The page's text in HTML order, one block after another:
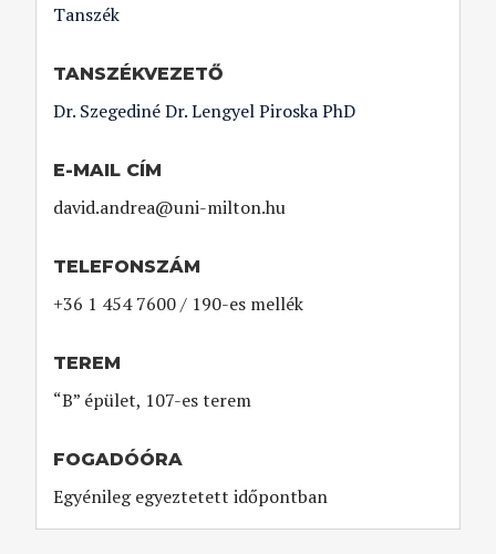
Tanszék
TANSZÉKVEZETŐ
Dr. Szegediné Dr. Lengyel Piroska PhD
E-MAIL CÍM
david.andrea@uni-milton.hu
TELEFONSZÁM
+36 1 454 7600 / 190-es mellék
TEREM
“B” épület, 107-es terem
FOGADÓÓRA
Egyénileg egyeztetett időpontban